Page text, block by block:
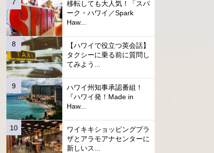
移転しても大人気！「スパ
ーク・ハワイ／Spark
Haw...
【ハワイで役立つ英会話】
タクシーに乗る前に質問し
てみよう...
ハワイ州知事承認番組！
『ハワイ発！Made in
Haw...
ワイキキショッピングプラ
ザとアラモアナセンターに
新しいス...